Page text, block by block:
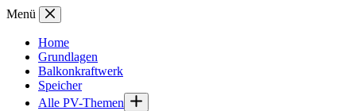
Zum
springen
Menü
Home
Grundlagen
Balkonkraftwerk
Speicher
Alle PV-Themen